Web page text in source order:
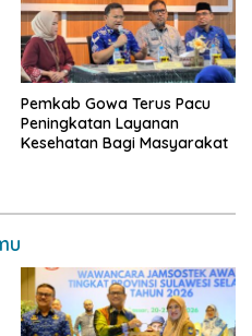
Pemkab Gowa Terus Pacu
Peningkatan Layanan
Kesehatan Bagi Masyarakat